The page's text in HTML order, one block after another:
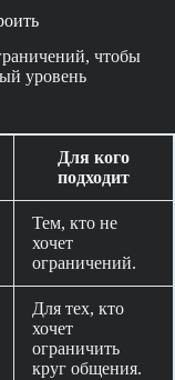
чтобы
уровень
Для кого
подходит
Тем, кто не
хочет
ограничений.
Для тех, кто
хочет
ограничить
круг общения.